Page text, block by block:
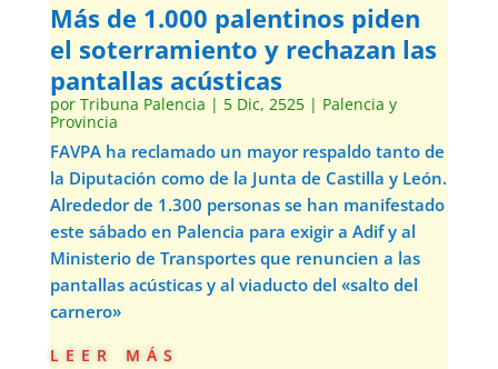
Más de 1.000 palentinos piden
el soterramiento y rechazan las
pantallas acústicas
por Tribuna Palencia | 5 Dic, 2525| Palencia y
Provincia
FAVPA ha reclamado un mayor respaldo tanto de
la Diputación como de la Junta de Castilla y León.
Alrededor de 1.300 personas se han manifestado
este sábado en Palencia para exigir a Adif y al
Ministerio de Transportes que renuncien a las
pantallas acústicas y al viaducto del «salto del
carnero»
leer más